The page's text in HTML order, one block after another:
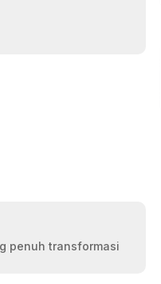
penuh transformasi